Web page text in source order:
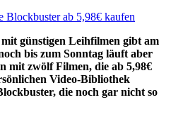
günstigen Leihfilmen gibt am
bis zum Sonntag läuft aber
mit zwölf Filmen, die ab 5,98€
Video-Bibliothek
die noch gar nicht so